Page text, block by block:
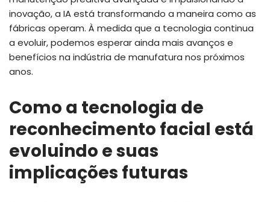
inovação, a IA está transformando a maneira como as
fábricas operam. À medida que a tecnologia continua
a evoluir, podemos esperar ainda mais avanços e
benefícios na indústria de manufatura nos próximos
anos.
Como a tecnologia de
reconhecimento facial está
evoluindo e suas
implicações futuras